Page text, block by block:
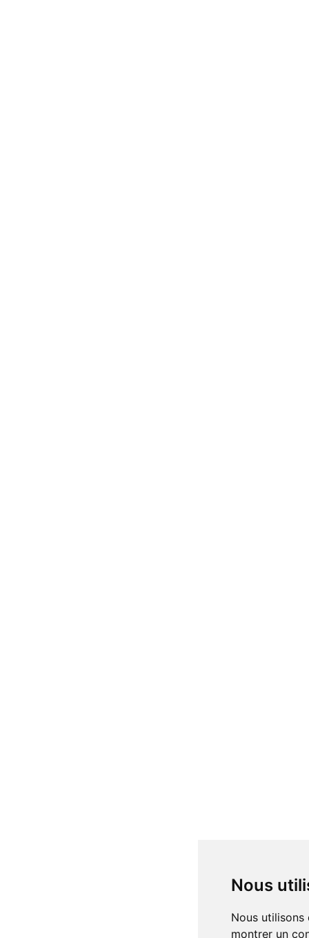
Nous
Nous utilisons des cookies et d'autres technologies de suivi pour améliorer votre expérience de navigation sur notre site, pour vous
montrer un